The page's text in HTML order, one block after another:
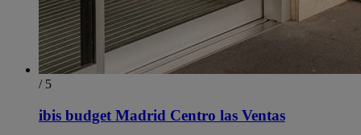
/ 5
ibis budget Madrid Centro las Ventas